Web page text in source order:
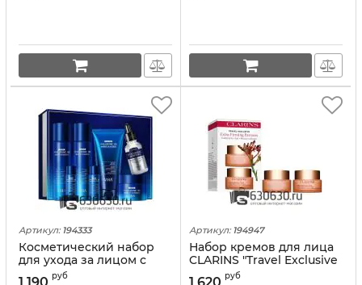
Артикул: 194333
Косметический набор
для ухода за лицом с
гиалоурановой кислотой
руб
Артикул: 194947
Набор кремов для лица
CLARINS "Travel Exclusive
Extra-Firming Partners"
руб